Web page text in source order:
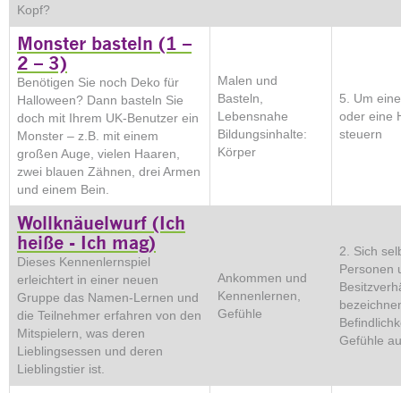
Kopf?
Monster basteln (1 –
2 – 3)
Benötigen Sie noch Deko für
Halloween? Dann basteln Sie
doch mit Ihrem UK-Benutzer ein
Monster – z.B. mit einem
großen Auge, vielen Haaren,
zwei blauen Zähnen, drei Armen
und einem Bein.
Malen und
Basteln,
Lebensnahe
Bildungsinhalte:
Körper
5. Um
oder eine
steuern
Wollknäuelwurf (Ich
heiße - Ich mag)
Dieses Kennenlernspiel
erleichtert in einer neuen
Gruppe das Namen-Lernen und
die Teilnehmer erfahren von den
Mitspielern, was deren
Lieblingsessen und deren
Lieblingstier ist.
Ankommen und
Kennenlernen,
Gefühle
2. Sich
Personen
Gefühle